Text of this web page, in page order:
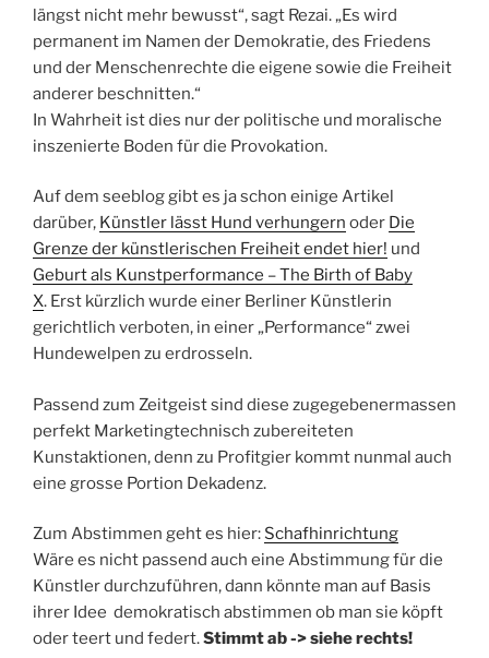
längst nicht mehr bewusst“, sagt Rezai. „Es wird
permanent im Namen der Demokratie, des Friedens
und der Menschenrechte die eigene sowie die Freiheit
anderer beschnitten.“
In Wahrheit ist dies nur der politische und moralische
inszenierte Boden für die Provokation.
Auf dem seeblog gibt es ja schon einige Artikel
darüber, Künstler lässt Hund verhungern oder Die
Grenze der künstlerischen Freiheit endet hier! und
Geburt als Kunstperformance – The Birth of Baby
X. Erst kürzlich wurde einer Berliner Künstlerin
gerichtlich verboten, in einer „Performance“ zwei
Hundewelpen zu erdrosseln.
Passend zum Zeitgeist sind diese zugegebenermassen
perfekt Marketingtechnisch zubereiteten
Kunstaktionen, denn zu Profitgier kommt nunmal auch
eine grosse Portion Dekadenz.
Zum Abstimmen geht es hier: Schafhinrichtung
Wäre es nicht passend auch eine Abstimmung für die
Künstler durchzuführen, dann könnte man auf Basis
ihrer Idee demokratisch abstimmen ob man sie köpft
oder teert und federt.Stimmt ab -> siehe rechts!